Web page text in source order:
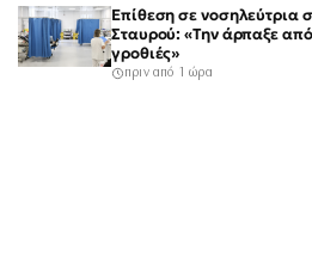
Επίθεση σε νοσηλεύτρια
Σταυρού: «Την άρπαξε
γροθιές»
πριν από 1 ώρα